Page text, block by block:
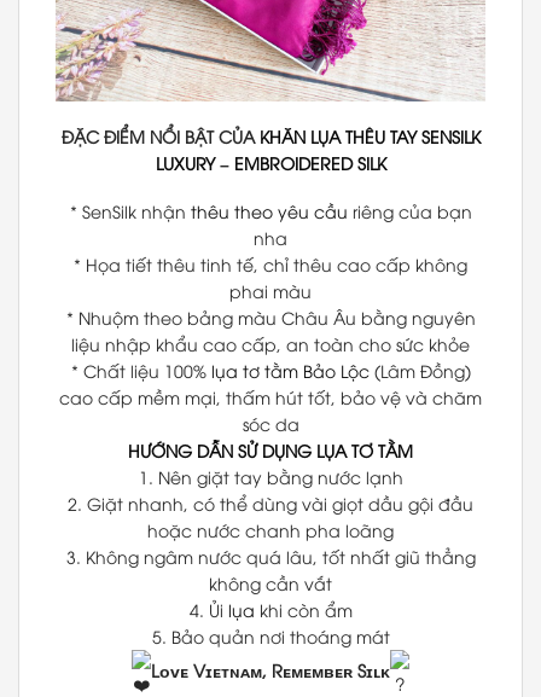
ĐẶC ĐIỂM NỔI BẬT CỦA KHĂN LỤA THÊU TAY SENSILK
LUXURY– EMBROIDERED SILK
* SenSilk nhận thêu theo yêu cầu riêng của bạn
nha
* Họa tiết thêu tinh tế, chỉ thêu cao cấp không
phai màu
* Nhuộm theo bảng màu Châu Âu bằng nguyên
liệu nhập khẩu cao cấp, an toàn cho sức khỏe
* Chất liệu 100% lụa tơ tằm Bảo Lộc(Lâm Đồng)
cao cấp mềm mại, thấm hút tốt, bảo vệ và chăm
sóc da
HƯỚNG DẪN SỬ DỤNG LỤA TƠ TẰM
1. Nên giặt tay bằng nước lạnh
2. Giặt nhanh, có thể dùng vài giọt dầu gội đầu
hoặc nước chanh pha loãng
3. Không ngâm nước quá lâu, tốt nhất giũ thẳng
không cần vắt
4. Ủi lụa khi còn ẩm
5. Bảo quản nơi thoáng mát
Lᴏᴠᴇ Vɪᴇᴛɴᴀᴍ, Rᴇᴍᴇᴍʙᴇʀ Sɪʟᴋ